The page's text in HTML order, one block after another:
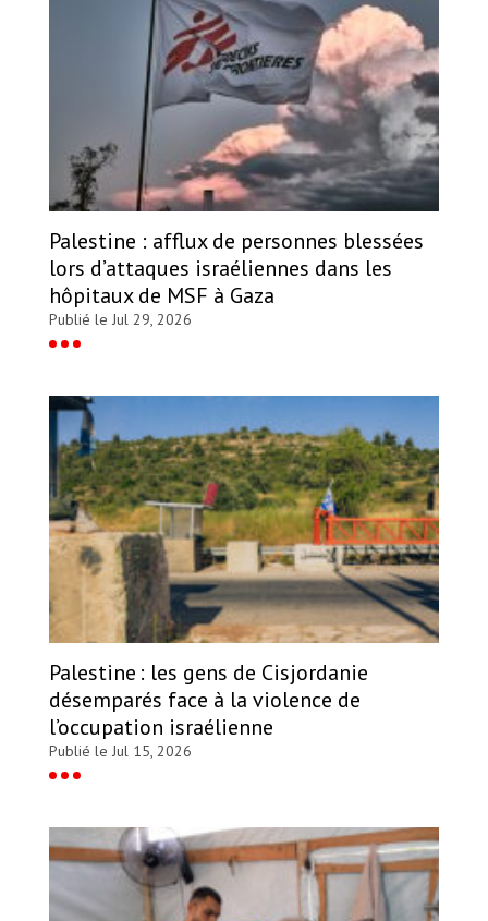
Palestine : afflux de personnes blessées
lors d’attaques israéliennes dans les
hôpitaux de MSF à Gaza
Publié le Jul 29, 2026
Palestine : les gens de Cisjordanie
désemparés face à la violence de
l’occupation israélienne
Publié le Jul 15, 2026